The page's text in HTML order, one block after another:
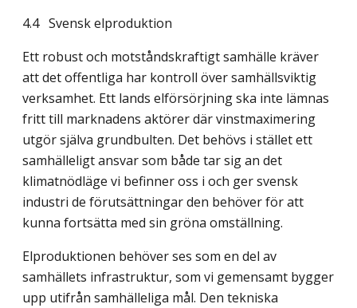
4.4 Svensk elproduktion
Ett robust och motståndskraftigt samhälle kräver
att det offentliga har kontroll över samhällsviktig
verksamhet. Ett lands elförsörjning ska inte lämnas
fritt till marknadens aktörer där vinstmaximering
utgör själva grundbulten. Det behövs i stället ett
samhälleligt ansvar som både tar sig an det
klimatnödläge vi befinner oss i och ger svensk
industri de förutsättningar den behöver för att
kunna fortsätta med sin gröna omställning.
Elproduktionen behöver ses som en del av
samhällets infrastruktur, som vi gemen­samt bygger
upp utifrån samhälleliga mål. Den tekniska